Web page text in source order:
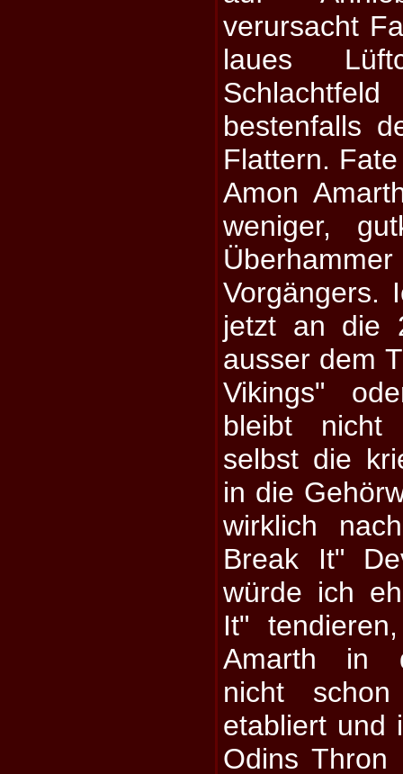
verursacht
laues
bestenfalls
Flattern.
Amon
weniger,
Vorgängers.
jetzt an die
ausser dem
Vikings"
bleibt
selbst die
in die
wirklich
Break It"
würde ich
It"
Amarth in
nicht
etabliert und
Odins Thron